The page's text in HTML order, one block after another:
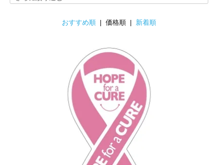
おすすめ順 | 価格順 | 新着順